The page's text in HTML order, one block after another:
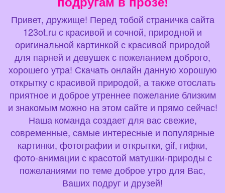
Привет, дружище! Перед тобой страничка сайта
123ot.ru с красивой и сочной, природной и
оригинальной картинкой с красивой природой
для парней и девушек с пожеланием доброго,
хорошего утра! Скачать онлайн данную хорошую
открытку с красивой природой, а также отослать
приятное и доброе утреннее пожелание близким
и знакомым можно на этом сайте и прямо сейчас!
Наша команда создает для вас свежие,
современные, самые интересные и популярные
картинки, фотографии и открытки, gif, гифки,
фото-анимации с красотой матушки-природы с
пожеланиями по теме доброе утро для Вас,
Ваших подруг и друзей!